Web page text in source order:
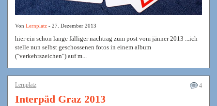
Von Lernplatz - 27. Dezember 2013
hier ein schon lange fälliger nachtrag zum post vom jänner 2013 ...ich
stelle nun selbst geschossenen fotos in einem album
("verkehrszeichen") auf m...
4
Lernplatz
Interpäd Graz 2013